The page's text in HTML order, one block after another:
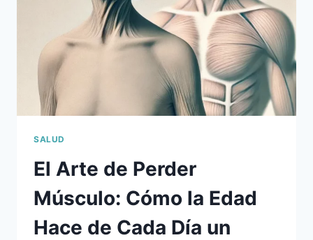
SALUD
El Arte de Perder
Músculo: Cómo la Edad
Hace de Cada Día un